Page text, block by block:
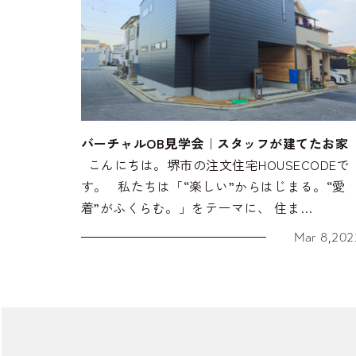
バーチャルOB見学会｜スタッフが建てたお家
こんにちは。堺市の注文住宅HOUSECODEで
す。 私たちは「“楽しい”からはじまる。“愛
着”がふくらむ。」をテーマに、 住ま…
Mar